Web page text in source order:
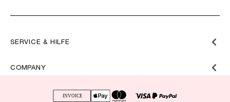
SERVICE & HILFE
COMPANY